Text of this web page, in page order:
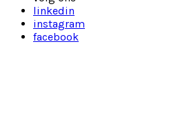
linkedin
instagram
facebook